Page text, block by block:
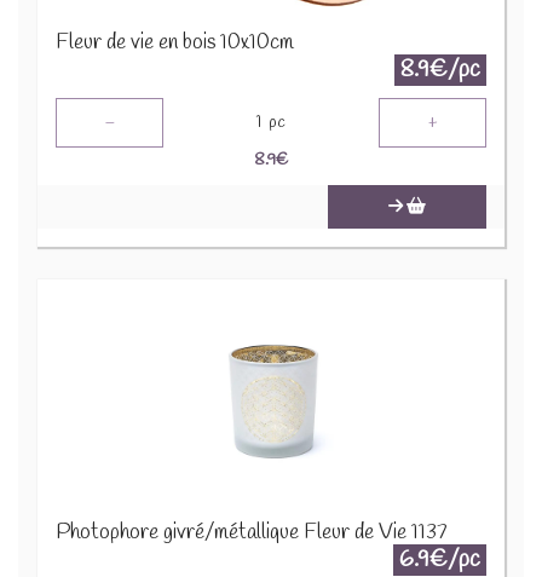
Fleur de vie en bois 10x10cm
8.9€/pc
- 1 pc +
8.9€
Photophore givré/métallique Fleur de Vie 1137
6.9€/pc